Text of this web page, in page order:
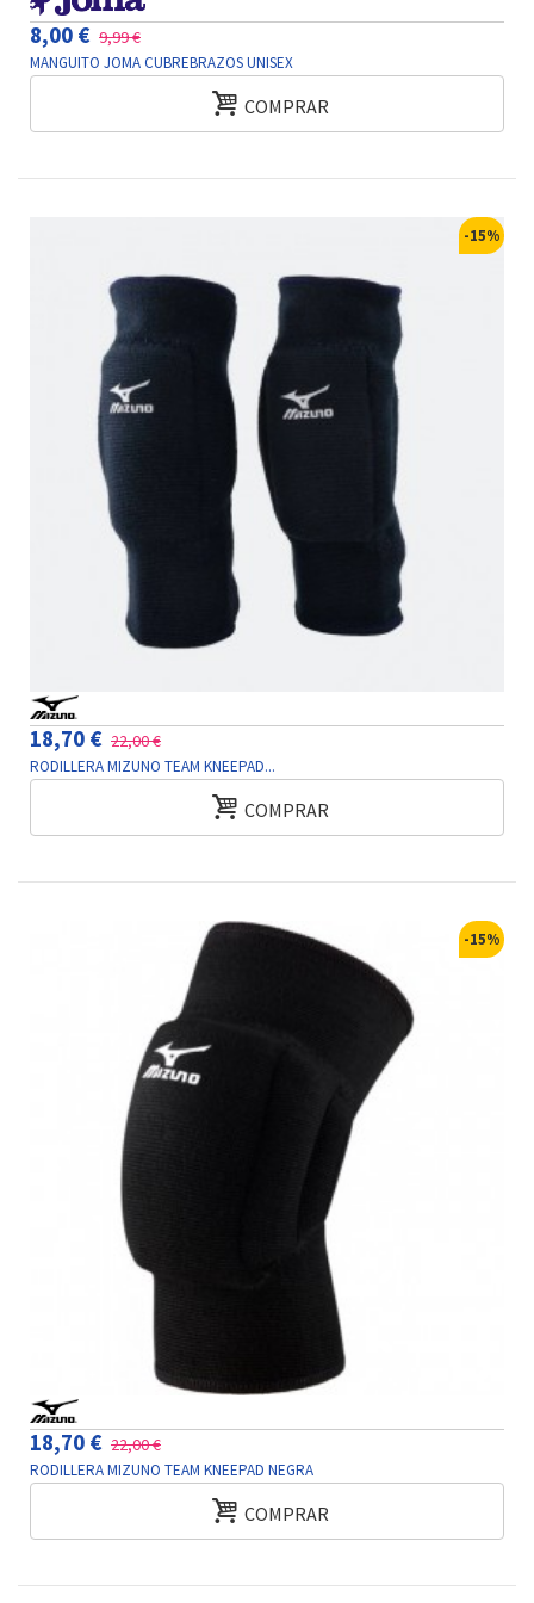
8,00 € 9,99 €
MANGUITO JOMA CUBREBRAZOS UNISEX
COMPRAR
-15%
18,70 € 22,00 €
RODILLERA MIZUNO TEAM KNEEPAD...
COMPRAR
-15%
18,70 € 22,00 €
RODILLERA MIZUNO TEAM KNEEPAD NEGRA
COMPRAR